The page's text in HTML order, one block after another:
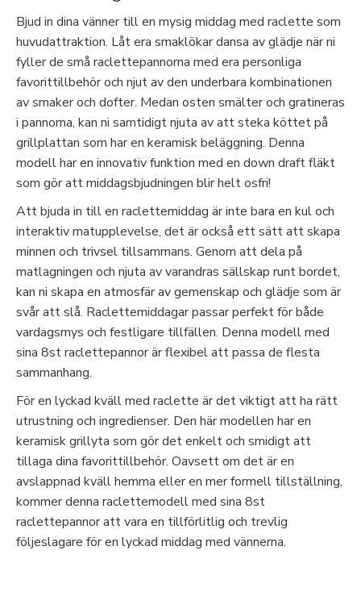
Bjud in dina vänner till en mysig middag med raclette som
huvudattraktion. Låt era smaklökar dansa av glädje när ni
fyller de små raclettepannorna med era personliga
favorittillbehör och njut av den underbara kombinationen
av smaker och dofter. Medan osten smälter och gratineras
i pannorna, kan ni samtidigt njuta av att steka köttet på
grillplattan som har en keramisk beläggning. Denna
modell har en innovativ funktion med en down draft fläkt
som gör att middagsbjudningen blir helt osfri!
Att bjuda in till en raclettemiddag är inte bara en kul och
interaktiv matupplevelse, det är också ett sätt att skapa
minnen och trivsel tillsammans. Genom att dela på
matlagningen och njuta av varandras sällskap runt bordet,
kan ni skapa en atmosfär av gemenskap och glädje som är
svår att slå. Raclettemiddagar passar perfekt för både
vardagsmys och festligare tillfällen. Denna modell med
sina 8st raclettepannor är flexibel att passa de flesta
sammanhang.
För en lyckad kväll med raclette är det viktigt att ha rätt
utrustning och ingredienser. Den här modellen har en
keramisk grillyta som gör det enkelt och smidigt att
tillaga dina favorittillbehör. Oavsett om det är en
avslappnad kväll hemma eller en mer formell tillställning,
kommer denna raclettemodell med sina 8st
raclettepannor att vara en tillförlitlig och trevlig
följeslagare för en lyckad middag med vännerna.